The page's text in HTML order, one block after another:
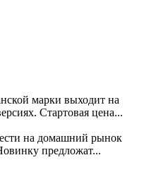
марки выходит на
Стартовая цена...
на домашний рынок
предложат...